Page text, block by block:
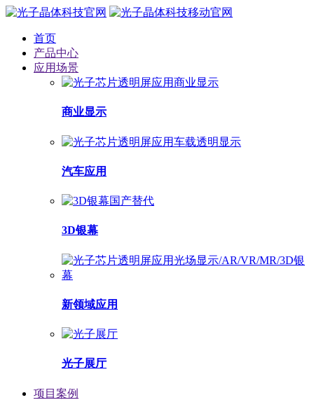
首页
产品中心
应用场景
商业显示
汽车应用
3D银幕
新领域应用
光子展厅
项目案例